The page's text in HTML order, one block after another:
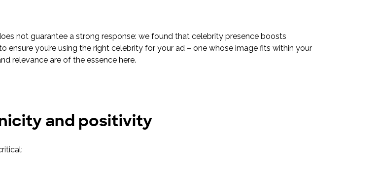
not guarantee a strong response: we found that celebrity presence boosts
ensure you’re using the right celebrity for your ad – one whose image fits within your
relevance are of the essence here.
and positivity